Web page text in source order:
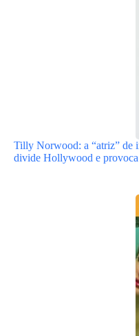
Tilly Norwood: a “atriz” de
divide Hollywood e provoca